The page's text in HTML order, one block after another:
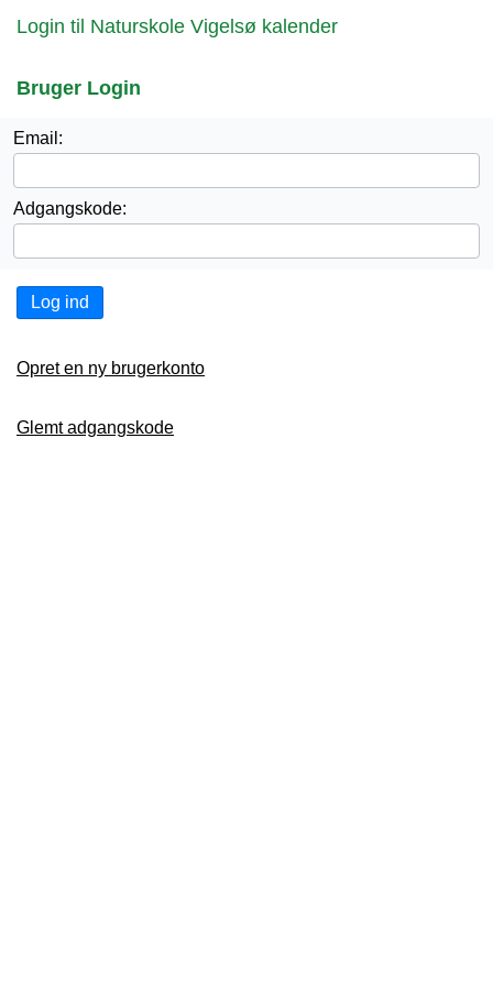
Login til Naturskole Vigelsø kalender
Bruger Login
Email:
Adgangskode:
Log ind
Opret en ny brugerkonto
Glemt adgangskode